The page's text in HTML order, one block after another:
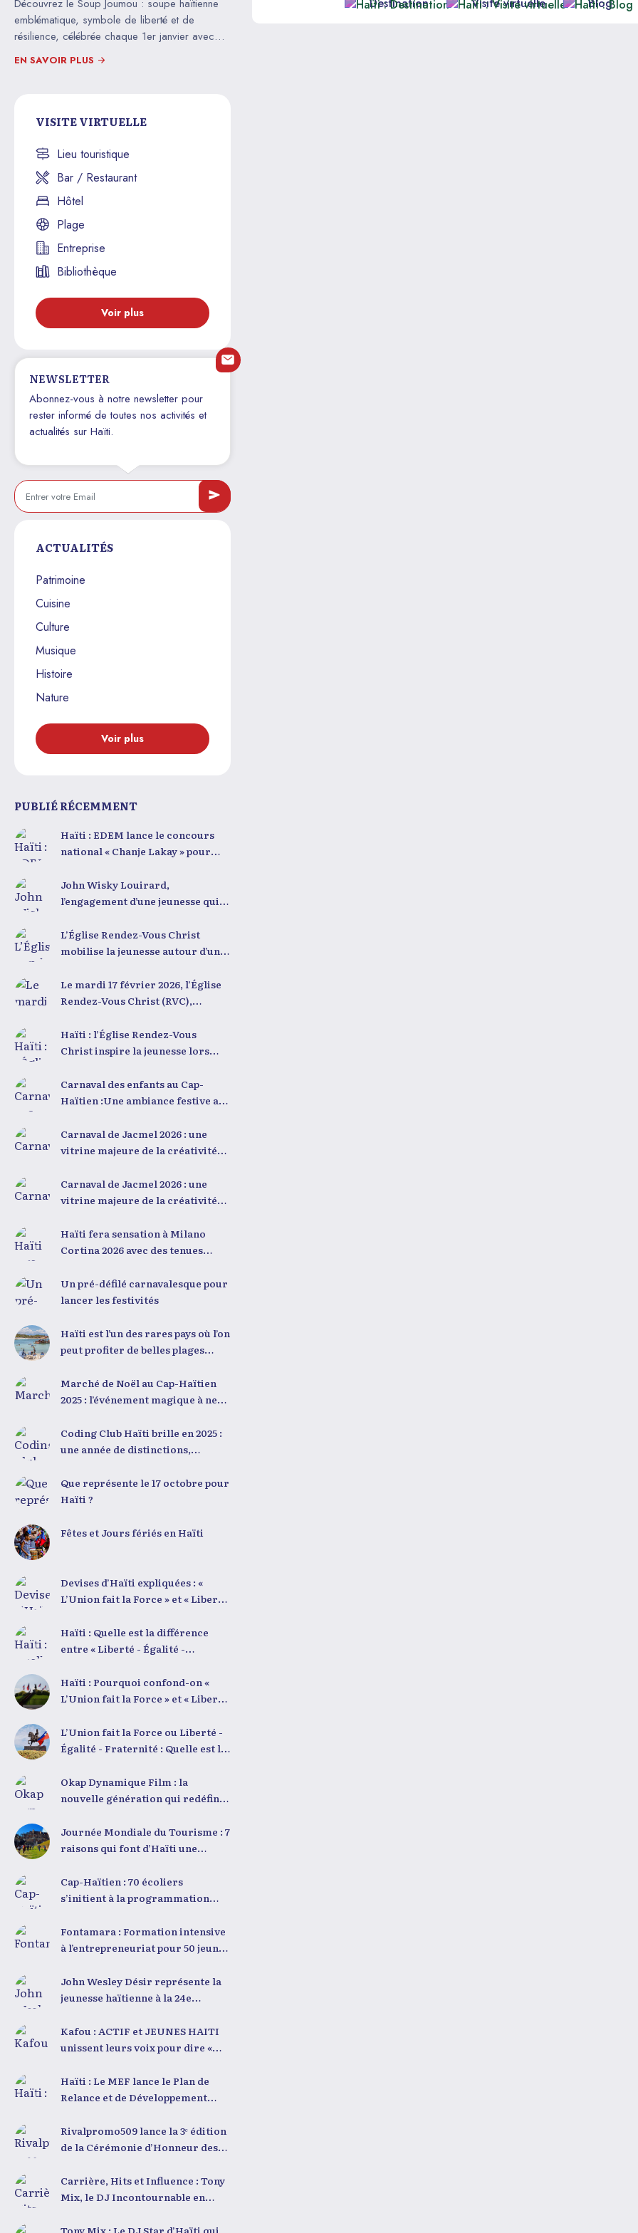
l’histoire
révolutionnaire
historiques Fort Jacques et
Fort Alexandre, témoins du
courage et de l’ingéniosité
la langue et de la culture
1803.
Découvrez le Soup Joumou : soupe haïtienne
emblématique, symbole de liberté et de
résilience, célébrée chaque 1er janvier avec
saveurs uniques.
EN SAVOIR PLUS
VISITE VIRTUELLE
Lieu touristique
Bar / Restaurant
Hôtel
Plage
Entreprise
Bibliothèque
Voir plus
NEWSLETTER
Abonnez-vous à notre newsletter pour
rester informé de toutes nos activités et
actualités sur Haïti.
ACTUALITÉS
Patrimoine
Cuisine
Culture
Musique
Histoire
Nature
Voir plus
PUBLIÉ RÉCEMMENT
Haïti : EDEM lance le concours
national « Chanje Lakay » pour
de leaders
John Wisky Louirard,
l’engagement d’une jeunesse qui
L’Église Rendez-Vous Christ
mobilise la jeunesse autour d’une
Le mardi 17 février 2026, l’Église
Rendez-Vous Christ (RVC),
rassemblé plusieurs centaines de
jeunes haïtiens dans ses locaux à
placée sous le thème « Menm Ou
Menm Tou ». L’événement a offert
unique de se rencontrer,
d’échanger et d’écouter des
centrées sur le développement
personnel et l’engagement
la jeunesse Lors de sa première
intervention, intitulée « Jenès la
exhorté les jeunes à croire en
leur potentiel et à rejeter toute
particulièrement insisté sur
l’importance de changer de
résoudre un problème avec la
mentalité qui l’a créé. » Il a
encouragé la jeunesse à adopter
une nouvelle manière de penser,
fondée sur la discipline,
l’excellence et la responsabilité.
que la jeunesse haïtienne
engagement structuré de
significativement la trajectoire
nationale. Sa seconde
responsablite l », a souligné le lien
indissociable entre potentiel et
invité les jeunes à devenir des
acteurs de transformation dans
dans leur formation et à
développer un leadership intègre.
spiritualité
Haïti : l’Église Rendez-Vous
Christ inspire la jeunesse lors
Carnaval des enfants au Cap-
Haïtien :Une ambiance festive au
Carnaval de Jacmel 2026 : une
vitrine majeure de la créativité
Carnaval de Jacmel 2026 : une
vitrine majeure de la créativité
Haïti fera sensation à Milano
Cortina 2026 avec des tenues
Un pré-défilé carnavalesque pour
lancer les festivités
Haïti est l’un des rares pays où l’on
peut profiter de belles plages
saison
Marché de Noël au Cap-Haïtien
2025 : l’événement magique à ne
décembre
Coding Club Haïti brille en 2025 :
une année de distinctions,
Que représente le 17 octobre pour
Haïti ?
Fêtes et Jours fériés en Haïti
Devises d’Haïti expliquées : «
L’Union fait la Force » et « Liberté
démystifiées
Haïti : Quelle est la différence
entre « Liberté - Égalité -
Force » ?
Haïti : Pourquoi confond-on «
L’Union fait la Force » et « Liberté
L’Union fait la Force ou Liberté -
Égalité - Fraternité : Quelle est la
?
Okap Dynamique Film : la
nouvelle génération qui redéfinit
Journée Mondiale du Tourisme : 7
raisons qui font d’Haïti une
Exceptionnelle
Cap-Haïtien : 70 écoliers
s’initient à la programmation
Fontamara : Formation intensive
à l’entrepreneuriat pour 50 jeunes
John Wesley Désir représente la
jeunesse haïtienne à la 24e
Développement 2025
Kafou : ACTIF et JEUNES HAITI
unissent leurs voix pour dire «
Haïti : Le MEF lance le Plan de
Relance et de Développement
Rivalpromo509 lance la 3ᵉ édition
de la Cérémonie d’Honneur des
Carrière, Hits et Influence : Tony
Mix, le DJ Incontournable en
Tony Mix : Le DJ Star d’Haïti qui